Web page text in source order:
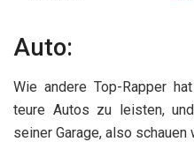
Auto:
Wie andere Top-Rapper
teure Autos zu leisten,
seiner Garage, also schauen